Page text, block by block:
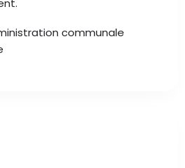
communale